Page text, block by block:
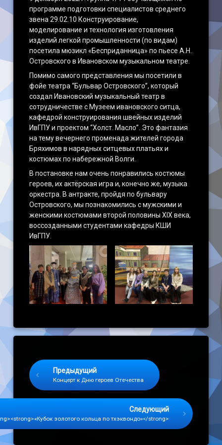
программе подготовки специалистов среднего
звена 29.02.10 Конструирование,
моделирование и технология изготовления
изделий легкой промышленности (по видам)
посетила мюзикл «Бесприданница» по пьесе А.Н.
Островского в Ивановском музыкальном театре.
Помимо самого представления мы посетили в
фойе театра “Бульвар Островского”, который
создал Ивановский музыкальный театр в
сотрудничестве с Музеем ивановского ситца,
кафедрой конструирования швейных изделий
ИвГПУ и проектом “Холст. Масло”. Это фантазия
на тему вечернего променада жителей города
Бряхимов в нарядных ситцевых платьях и
костюмах по набережной Волги.
В постановке нам очень понравились костюмы
героев, их актёрская игра и, конечно же, музыка
оркестра. В антракте, пройдя по бульвару
Островского, мы познакомились с мужскими и
женскими костюмами второй половины XIX века,
воссозданными студентами кафедры КШИ
ИвГПУ.
Предыдущий
Концерт к Дню героев Отечества
Следующий
золотого кольца по тхэквондо»</strong>